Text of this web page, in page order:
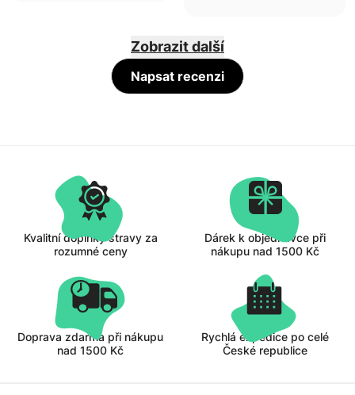
Zobrazit další
Napsat recenzi
Kvalitní doplňky stravy za
rozumné ceny
Dárek k objednávce při
nákupu nad 1500 Kč
Doprava zdarma při nákupu
nad 1500 Kč
Rychlá expedice po celé
České republice